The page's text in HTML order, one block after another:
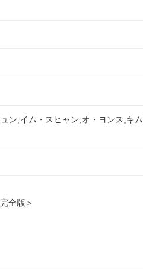
ン,イム・スヒャン,オ・ヨンス,キ
全版＞